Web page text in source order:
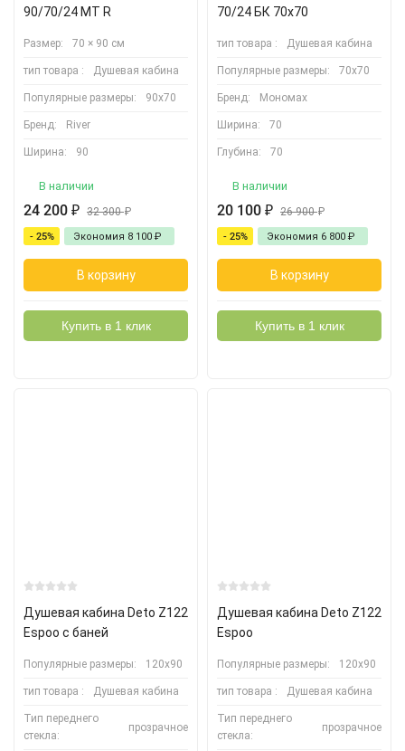
90/70/24 MT R
Размер: 70 × 90 см
тип товара : Душевая кабина
Популярные размеры: 90х70
Бренд: River
Ширина: 90
В наличии
24 200 ₽ 32 300₽
- 25% Экономия 8 100 ₽
В корзину
Купить в 1 клик
70/24 БК 70х70
тип товара : Душевая кабина
Популярные размеры: 70х70
Бренд: Мономах
Ширина: 70
Глубина: 70
В наличии
20 100 ₽ 26 900₽
- 25% Экономия 6 800 ₽
В корзину
Купить в 1 клик
Душевая кабина Deto Z122
Espoo с баней
Популярные размеры: 120х90
тип товара : Душевая кабина
Тип переднего
стекла:
прозрачное
Душевая кабина Deto Z122
Espoo
Популярные размеры: 120х90
тип товара : Душевая кабина
Тип переднего
стекла:
прозрачное